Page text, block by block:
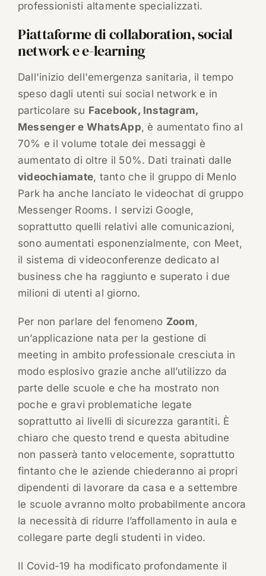
professionisti altamente specializzati.
Piattaforme di collaboration, social
network e e-learning
Dall'inizio dell'emergenza sanitaria, il tempo
speso dagli utenti sui social network e in
particolare su Facebook, Instagram,
Messenger e WhatsApp, è aumentato fino al
70% e il volume totale dei messaggi è
aumentato di oltre il 50%. Dati trainati dalle
videochiamate, tanto che il gruppo di Menlo
Park ha anche lanciato le videochat di gruppo
Messenger Rooms. I servizi Google,
soprattutto quelli relativi alle comunicazioni,
sono aumentati esponenzialmente, con Meet,
il sistema di videoconferenze dedicato al
business che ha raggiunto e superato i due
milioni di utenti al giorno.
Per non parlare del fenomeno Zoom,
un’applicazione nata per la gestione di
meeting in ambito professionale cresciuta in
modo esplosivo grazie anche all’utilizzo da
parte delle scuole e che ha mostrato non
poche e gravi problematiche legate
soprattutto ai livelli di sicurezza garantiti. È
chiaro che questo trend e questa abitudine
non passerà tanto velocemente, soprattutto
fintanto che le aziende chiederanno ai propri
dipendenti di lavorare da casa e a settembre
le scuole avranno molto probabilmente ancora
la necessità di ridurre l’affollamento in aula e
collegare parte degli studenti in video.
Il Covid-19 ha modificato profondamente il